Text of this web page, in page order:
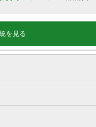
を見る